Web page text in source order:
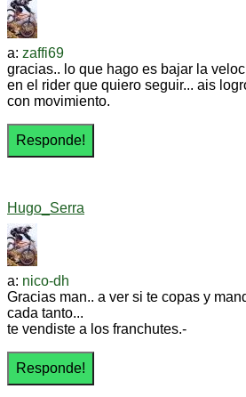
a: zaffi69
gracias.. lo que hago es bajar la
en el rider que quiero seguir... ais
con movimiento.
Hugo_Serra
a: nico-dh
Gracias man.. a ver si te copas y
cada tanto...
te vendiste a los franchutes.-